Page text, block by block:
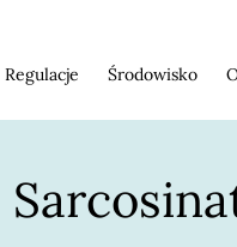
Regulacje Środowisko